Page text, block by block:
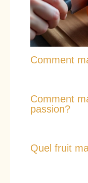
Comment
Comment
passion?
Quel fruit